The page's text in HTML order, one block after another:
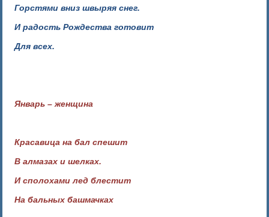
Горстями вниз швыряя снег.
И радость Рождества готовит
Для всех.
Январь – женщина
Красавица на бал спешит
В алмазах и шелках.
И сполохами лед блестит
На бальных башмачках